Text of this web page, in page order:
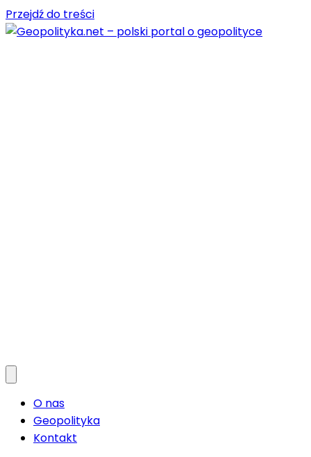
Przejdź do treści
O nas
Geopolityka
Kontakt